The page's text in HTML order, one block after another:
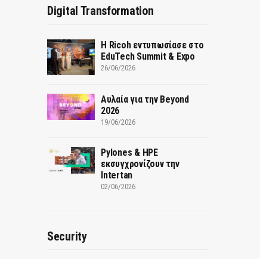
Digital Transformation
Η Ricoh εντυπωσίασε στο
EduTech Summit & Expo
26/06/2026
Αυλαία για την Beyond
2026
19/06/2026
Pylones & HPE
εκσυγχρονίζουν την
Intertan
02/06/2026
Security